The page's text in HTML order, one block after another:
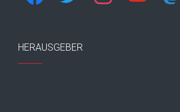
HERAUSGEBER